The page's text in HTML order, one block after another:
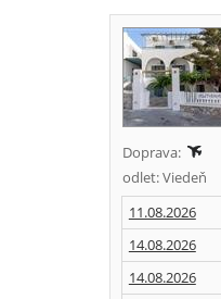
Doprava:
odlet: Viedeň
11.08.2026
14.08.2026
14.08.2026